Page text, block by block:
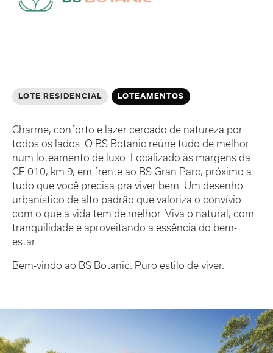
LOTE RESIDENCIAL LOTEAMENTOS
Charme, conforto e lazer cercado de natureza por
todos os lados. O BS Botanic reúne tudo de melhor
num loteamento de luxo. Localizado às margens da
CE 010, km 9, em frente ao BS Gran Parc, próximo a
tudo que você precisa pra viver bem. Um desenho
urbanístico de alto padrão que valoriza o convívio
com o que a vida tem de melhor. Viva o natural, com
tranquilidade e aproveitando a essência do bem-
estar.
Bem-vindo ao BS Botanic. Puro estilo de viver.